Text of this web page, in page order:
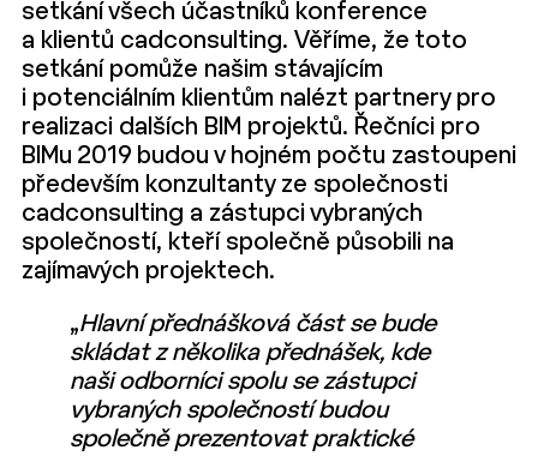
setkání všech účastníků konference
a klientů cadconsulting. Věříme, že toto
setkání pomůže našim stávajícím
i potenciálním klientům nalézt partnery pro
realizaci dalších BIM projektů. Řečníci pro
BIMu 2019 budou v hojném počtu zastoupeni
především konzultanty ze společnosti
cadconsulting a zástupci vybraných
společností, kteří společně působili na
zajímavých projektech.
„Hlavní přednášková část se bude
skládat z několika přednášek, kde
naši odborníci spolu se zástupci
vybraných společností budou
společně prezentovat praktické